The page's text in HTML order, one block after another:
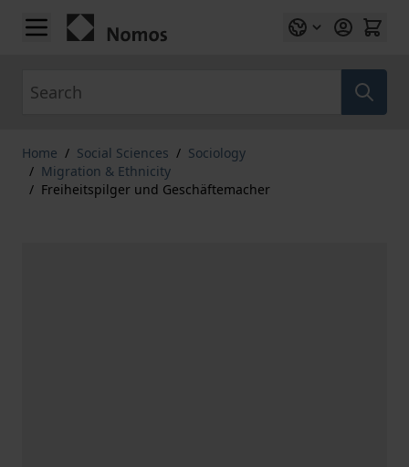
Skip to Content
Home / Social Sciences / Sociology
/ Migration & Ethnicity
/ Freiheitspilger und Geschäftemacher